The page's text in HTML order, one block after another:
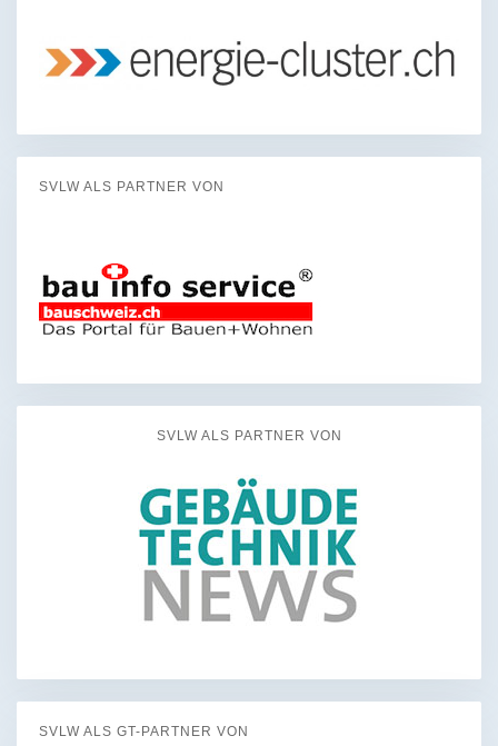
SVLW ALS PARTNER VON
SVLW ALS PARTNER VON
SVLW ALS GT-PARTNER VON